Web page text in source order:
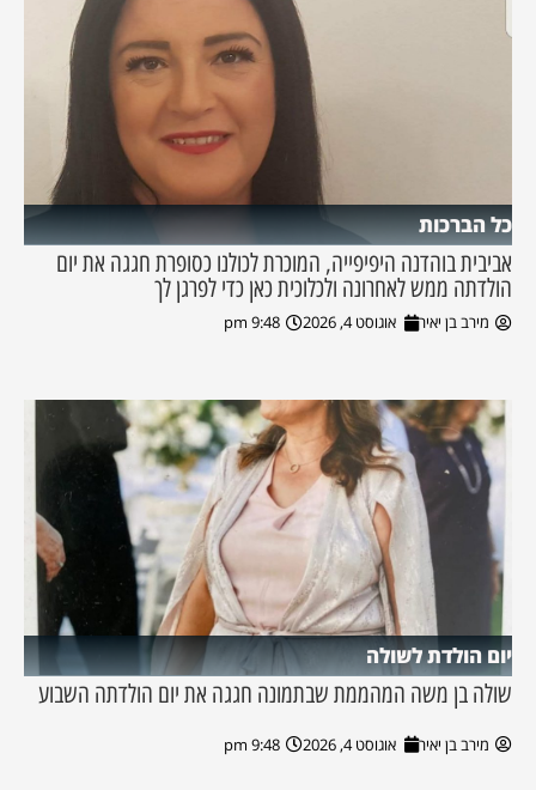
כל הברכות
אביבית בוהדנה היפיפייה, המוכרת לכולנו כסופרת חגגה את יום
הולדתה ממש לאחרונה ולכלוכית כאן כדי לפרגן לך
מירב בן יאיר אוגוסט 4, 2026 9:48 pm
יום הולדת לשולה
שולה בן משה המהממת שבתמונה חגגה את יום הולדתה השבוע
מירב בן יאיר אוגוסט 4, 2026 9:48 pm